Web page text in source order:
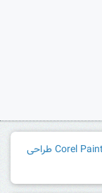
دانلود Corel Painter 2021 21.0.0.211 x64 طراحی